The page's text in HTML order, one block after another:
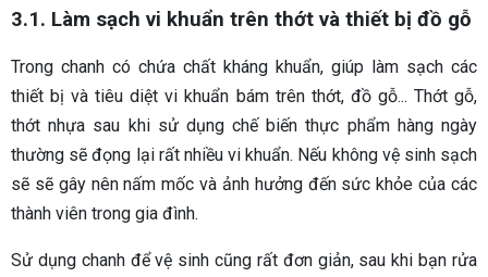
3.1. Làm sạch vi khuẩn trên thớt và thiết bị đồ gỗ
Trong chanh có chứa chất kháng khuẩn, giúp làm sạch các
thiết bị và tiêu diệt vi khuẩn bám trên thớt, đồ gỗ... Thớt gỗ,
thớt nhựa sau khi sử dụng chế biến thực phẩm hàng ngày
thường sẽ đọng lại rất nhiều vi khuẩn. Nếu không vệ sinh sạch
sẽ sẽ gây nên nấm mốc và ảnh hưởng đến sức khỏe của các
thành viên trong gia đình.
Sử dụng chanh để vệ sinh cũng rất đơn giản, sau khi bạn rửa